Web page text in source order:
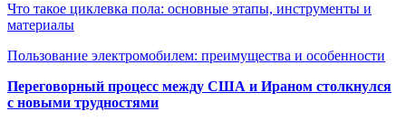
Что такое циклевка пола: основные этапы, инструменты и
материалы
Пользование электромобилем: преимущества и особенности
Переговорный процесс между США и Ираном столкнулся
с новыми трудностями